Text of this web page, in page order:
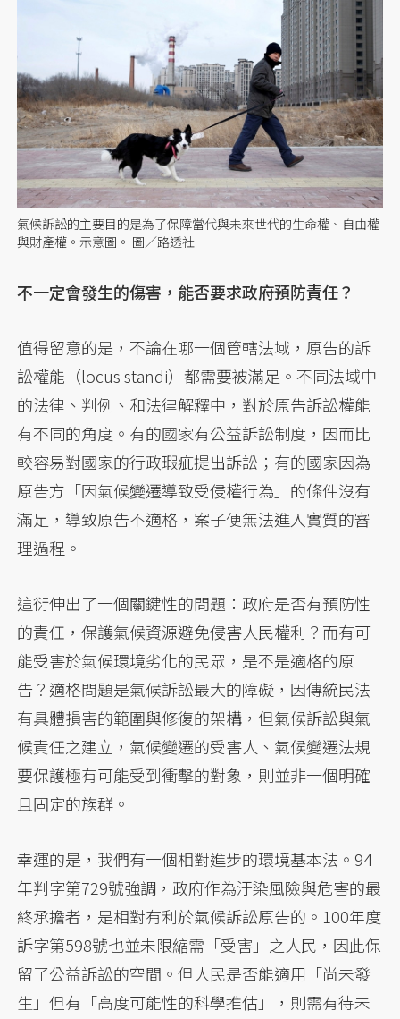
氣候訴訟的主要目的是為了保障當代與未來世代的生命權、自由權
與財產權。示意圖。 圖／路透社
不一定會發生的傷害，能否要求政府預防責任？
值得留意的是，不論在哪一個管轄法域，原告的訴
訟權能（locus standi）都需要被滿足。不同法域中
的法律、判例、和法律解釋中，對於原告訴訟權能
有不同的角度。有的國家有公益訴訟制度，因而比
較容易對國家的行政瑕疵提出訴訟；有的國家因為
原告方「因氣候變遷導致受侵權行為」的條件沒有
滿足，導致原告不適格，案子便無法進入實質的審
理過程。
這衍伸出了一個關鍵性的問題：政府是否有預防性
的責任，保護氣候資源避免侵害人民權利？而有可
能受害於氣候環境劣化的民眾，是不是適格的原
告？適格問題是氣候訴訟最大的障礙，因傳統民法
有具體損害的範圍與修復的架構，但氣候訴訟與氣
候責任之建立，氣候變遷的受害人、氣候變遷法規
要保護極有可能受到衝擊的對象，則並非一個明確
且固定的族群。
幸運的是，我們有一個相對進步的環境基本法。94
年判字第729號強調，政府作為汙染風險與危害的最
終承擔者，是相對有利於氣候訴訟原告的。100年度
訴字第598號也並未限縮需「受害」之人民，因此保
留了公益訴訟的空間。但人民是否能適用「尚未發
生」但有「高度可能性的科學推估」，則需有待未